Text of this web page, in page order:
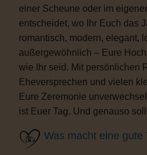
einer Scheune oder im
entscheidet, wo Ihr Euch das
romantisch, modern, elegant,
außergewöhnlich – Eure
wie Ihr seid. Mit persönlichen
Eheversprechen und vielen
Eure Zeremonie
ist Euer Tag. Und genauso
Was macht eine gute